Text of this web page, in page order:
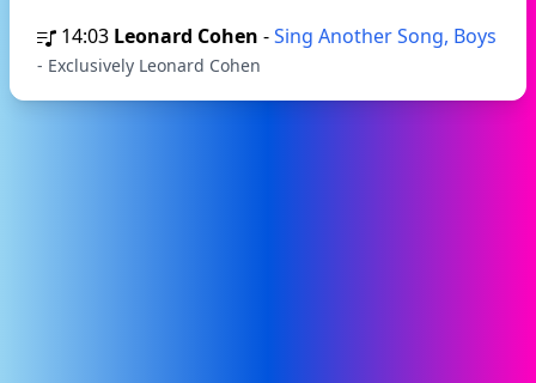
14:03 Leonard Cohen -Sing Another Song, Boys
- Exclusively Leonard Cohen